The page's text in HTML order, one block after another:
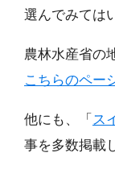
選んでみては
農林水産省の
こちらのペー
他にも、「 ス
事を多数掲載